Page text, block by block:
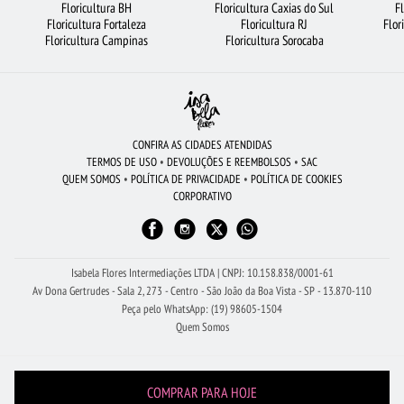
FLORES FLORICULTURA SANTOS FLORICULTURA SANTO ANDRÉ
FLORICULTURA NITERÓI
FLORICULTURA SÃO BERNARDO DO CAMPO
RAMALHETE DE FLORES FLORICULTURA UBERLÂNDIA
FLORES BRANCAS
FLORICULTURA SÃO JOSÉ DOS CAMPOS
Floricultura BH
Floricultura Fortaleza
Floricultura Campinas
Floricultura Caxias do Sul
Floricultura RJ
Floricultura Sorocaba
CONFIRA AS CIDADES ATENDIDAS
TERMOS DE USO • DEVOLUÇÕES E REEMBOLSOS • SAC
QUEM SOMOS • POLÍTICA DE PRIVACIDADE • POLÍTICA DE COOKIES
CORPORATIVO
Isabela Flores Intermediações LTDA | CNPJ: 10.158.838/0001-61
Av Dona Gertrudes - Sala 2, 273 - Centro - São João da Boa Vista - SP - 13.870-110
Peça pelo WhatsApp: (19) 98605-1504
Quem Somos
COMPRAR PARA HOJE